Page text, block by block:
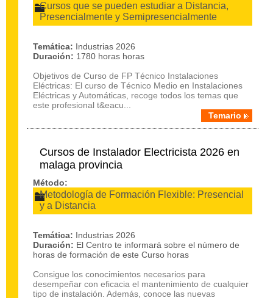
Cursos que se pueden estudiar a Distancia,
Presencialmente y Semipresencialmente
Temática: Industrias 2026
Duración: 1780 horas horas
Objetivos de Curso de FP Técnico Instalaciones
Eléctricas: El curso de Técnico Medio en Instalaciones
Eléctricas y Automáticas, recoge todos los temas que
este profesional t&eacu...
Temario
Cursos de Instalador Electricista 2026 en
malaga provincia
Método:
Metodología de Formación Flexible: Presencial
y a Distancia
Temática: Industrias 2026
Duración: El Centro te informará sobre el número de
horas de formación de este Curso horas
Consigue los conocimientos necesarios para
desempeñar con eficacia el mantenimiento de cualquier
tipo de instalación. Además, conoce las nuevas